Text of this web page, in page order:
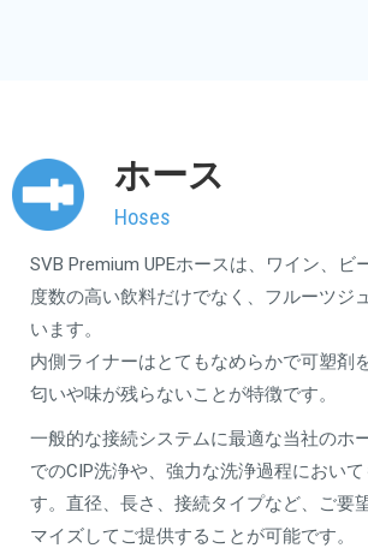
ホース
Hoses
SVB Premium UPEホースは、ワイン、ビ
度数の高い飲料だけでなく、フルーツジ
います。
内側ライナーはとてもなめらかで可塑剤
匂いや味が残らないことが特徴です。
一般的な接続システムに最適な当社のホ
でのCIP洗浄や、強力な洗浄過程におい
す。直径、長さ、接続タイプなど、ご要
マイズしてご提供することが可能です。